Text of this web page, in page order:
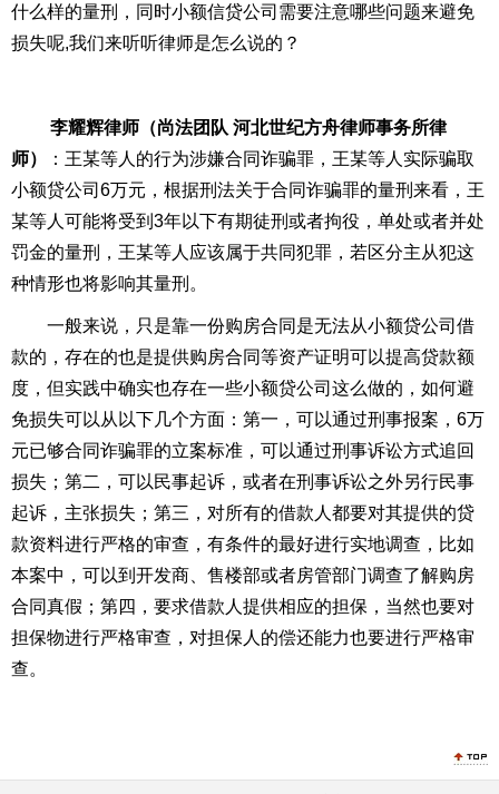
什么样的量刑，同时小额信贷公司需要注意哪些问题来避免
损失呢,我们来听听律师是怎么说的？
李耀辉律师（尚法团队 河北世纪方舟律师事务所律
师）
：王某等人的行为涉嫌合同诈骗罪，王某等人实际骗取
小额贷公司 6万元，根据刑法关于合同诈骗罪的量刑来看，王
某等人可能将受到 3年以下有期徒刑或者拘役，单处或者并处
罚金的量刑，王某等人应该属于共同犯罪，若区分主从犯这
种情形也将影响其量刑。
一般来说，只是靠一份购房合同是无法从小额贷公司借
款的，存在的也是提供购房合同等资产证明可以提高贷款额
度，但实践中确实也存在一些小额贷公司这么做的，如何避
免损失可以从以下几个方面：第一，可以通过刑事报案， 6万
元已够合同诈骗罪的立案标准，可以通过刑事诉讼方式追回
损失；第二，可以民事起诉，或者在刑事诉讼之外另行民事
起诉，主张损失；第三，对所有的借款人都要对其提供的贷
款资料进行严格的审查，有条件的最好进行实地调查，比如
本案中，可以到开发商、售楼部或者房管部门调查了解购房
合同真假；第四，要求借款人提供相应的担保，当然也要对
担保物进行严格审查，对担保人的偿还能力也要进行严格审
查。